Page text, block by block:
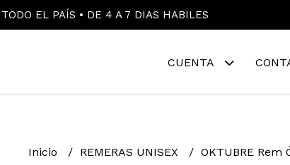
EL PAÍS • DE 4 A 7 DIAS HABILES
CUENTA
Inicio REMERAS UNISEX OKTUBRE Rem